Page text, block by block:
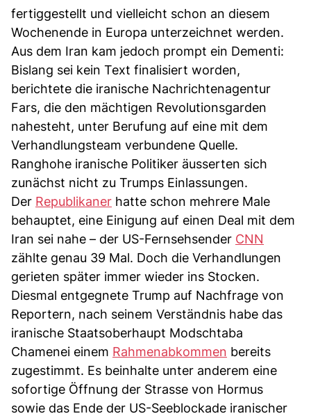
fertiggestellt und vielleicht schon an diesem
Wochenende in Europa unterzeichnet werden.
Aus dem Iran kam jedoch prompt ein Dementi:
Bislang sei kein Text finalisiert worden,
berichtete die iranische Nachrichtenagentur
Fars, die den mächtigen Revolutionsgarden
nahesteht, unter Berufung auf eine mit dem
Verhandlungsteam verbundene Quelle.
Ranghohe iranische Politiker äusserten sich
zunächst nicht zu Trumps Einlassungen.
Der Republikaner hatte schon mehrere Male
behauptet, eine Einigung auf einen Deal mit dem
Iran sei nahe – der US-Fernsehsender CNN
zählte genau 39 Mal. Doch die Verhandlungen
gerieten später immer wieder ins Stocken.
Diesmal entgegnete Trump auf Nachfrage von
Reportern, nach seinem Verständnis habe das
iranische Staatsoberhaupt Modschtaba
Chamenei einem Rahmenabkommen bereits
zugestimmt. Es beinhalte unter anderem eine
sofortige Öffnung der Strasse von Hormus
sowie das Ende der US-Seeblockade iranischer